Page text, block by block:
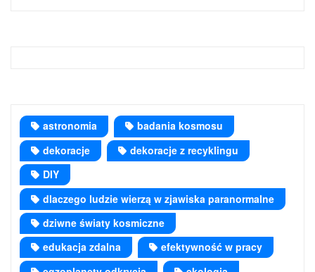
astronomia
badania kosmosu
dekoracje
dekoracje z recyklingu
DIY
dlaczego ludzie wierzą w zjawiska paranormalne
dziwne światy kosmiczne
edukacja zdalna
efektywność w pracy